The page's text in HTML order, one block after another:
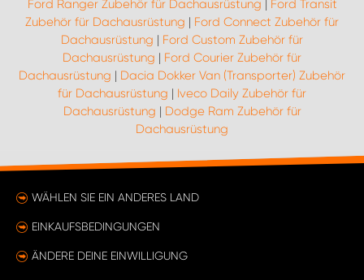
Ford Ranger Zubehör für Dachausrüstung | Ford Transit
Zubehör für Dachausrüstung | Ford Connect Zubehör für
Dachausrüstung | Ford Custom Zubehör für
Dachausrüstung | Ford Courier Zubehör für
Dachausrüstung | Dacia Dokker Van (Transporter) Zubehör
für Dachausrüstung | Iveco Daily Zubehör für
Dachausrüstung | Dodge Ram Zubehör für
Dachausrüstung
WÄHLEN SIE EIN ANDERES LAND
EINKAUFSBEDINGUNGEN
ÄNDERE DEINE EINWILLIGUNG